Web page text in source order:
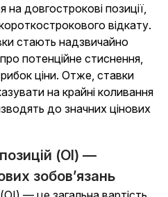
довгострокові позиції,
відкату.
стають надзвичайно
потенційне стиснення,
ціни. Отже, ставки
на крайні коливання
до значних цінових
(OI) —
зобов’язань